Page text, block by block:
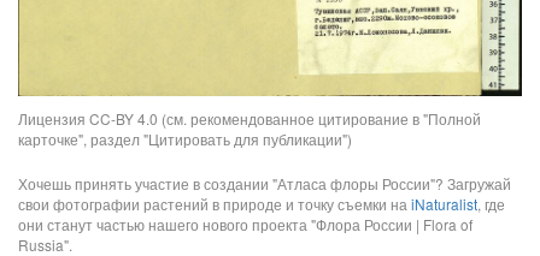
Лицензия CC-BY 4.0 (см. рекомендованное цитирование в "Полной
карточке", раздел "Цитировать для публикации")
Хочешь принять участие в создании "Атласа флоры России"? Загружай
свои фотографии растений в природе и точку съемки на iNaturalist, где
они станут частью нашего нового проекта "Флора России | Flora of
Russia".